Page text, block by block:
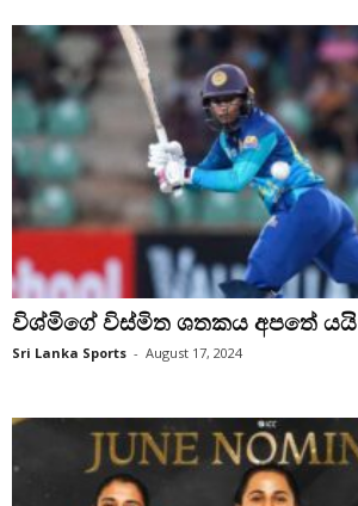
විශ්මිගේ විස්මිත ශතකය අපතේ යයි
Sri Lanka Sports - August 17, 2024